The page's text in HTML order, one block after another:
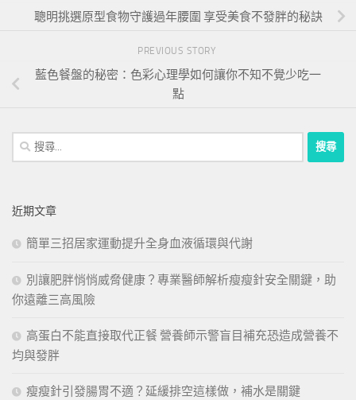
聰明挑選原型食物守護過年腰圍 享受美食不發胖的秘訣
PREVIOUS STORY
藍色餐盤的秘密：色彩心理學如何讓你不知不覺少吃一
點
搜
尋
字:
近期文章
簡單三招居家運動提升全身血液循環與代謝
別讓肥胖悄悄威脅健康？專業醫師解析瘦瘦針安全關鍵，助
你遠離三高風險
高蛋白不能直接取代正餐 營養師示警盲目補充恐造成營養不
均與發胖
瘦瘦針引發腸胃不適？延緩排空這樣做，補水是關鍵